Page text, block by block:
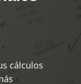
cálculos